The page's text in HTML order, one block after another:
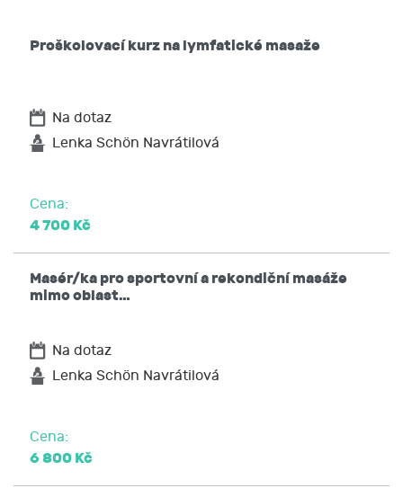
Proškolovací kurz na lymfatické masaže
Na dotaz
Lenka Schön Navrátilová
Cena:
4 700 Kč
Masér/ka pro sportovní a rekondiční masáže
mimo oblast…
Na dotaz
Lenka Schön Navrátilová
Cena:
6 800 Kč